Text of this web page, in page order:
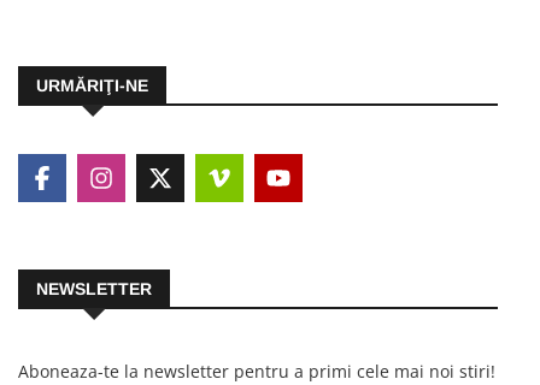
URMĂRIŢI-NE
NEWSLETTER
Aboneaza-te la newsletter pentru a primi cele mai noi stiri!